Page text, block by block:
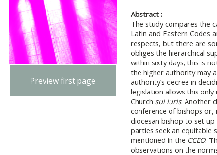
Preview first page
Abstract :
The study compares the
Latin and Eastern Codes
respects, but there are
obliges the hierarchical
within sixty days; this is
the higher authority may
authority’s decree in
legislation allows this
Church sui iuris. Another
conference of bishops
diocesan bishop to set
parties seek an equitable
mentioned in the CCEO.
observations on the